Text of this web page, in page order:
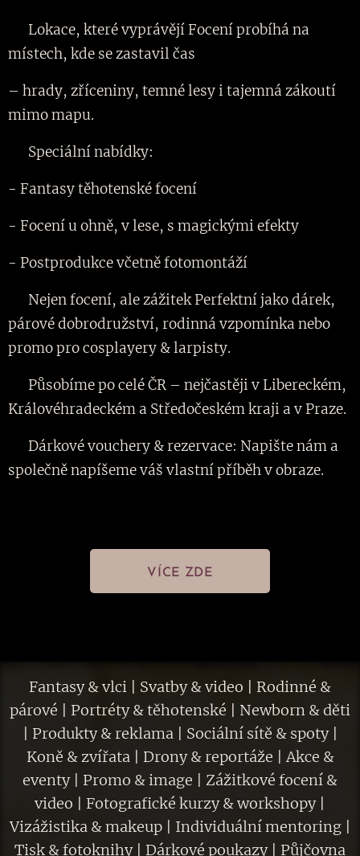
🗺 Lokace, které vyprávějí Focení probíhá na
místech, kde se zastavil čas
– hrady, zříceniny, temné lesy i tajemná zákoutí
mimo mapu.
✨ Speciální nabídky:
- Fantasy těhotenské focení
- Focení u ohně, v lese, s magickými efekty
- Postprodukce včetně fotomontáží
🎁 Nejen focení, ale zážitek Perfektní jako dárek,
párové dobrodružství, rodinná vzpomínka nebo
promo pro cosplayery & larpisty.
📍 Působíme po celé ČR – nejčastěji v Libereckém,
Královéhradeckém a Středočeském kraji a v Praze.
🎫 Dárkové vouchery & rezervace: Napište nám a
společně napíšeme váš vlastní příběh v obraze.
VÍCE ZDE
Fantasy & vlci | Svatby & video | Rodinné &
párové | Portréty & těhotenské | Newborn & děti
| Produkty & reklama | Sociální sítě & spoty |
Koně & zvířata | Drony & reportáže | Akce &
eventy | Promo & image | Zážitkové focení &
video | Fotografické kurzy & workshopy |
Vizážistika & makeup | Individuální mentoring |
Tisk & fotoknihy | Dárkové poukazy | Půjčovna